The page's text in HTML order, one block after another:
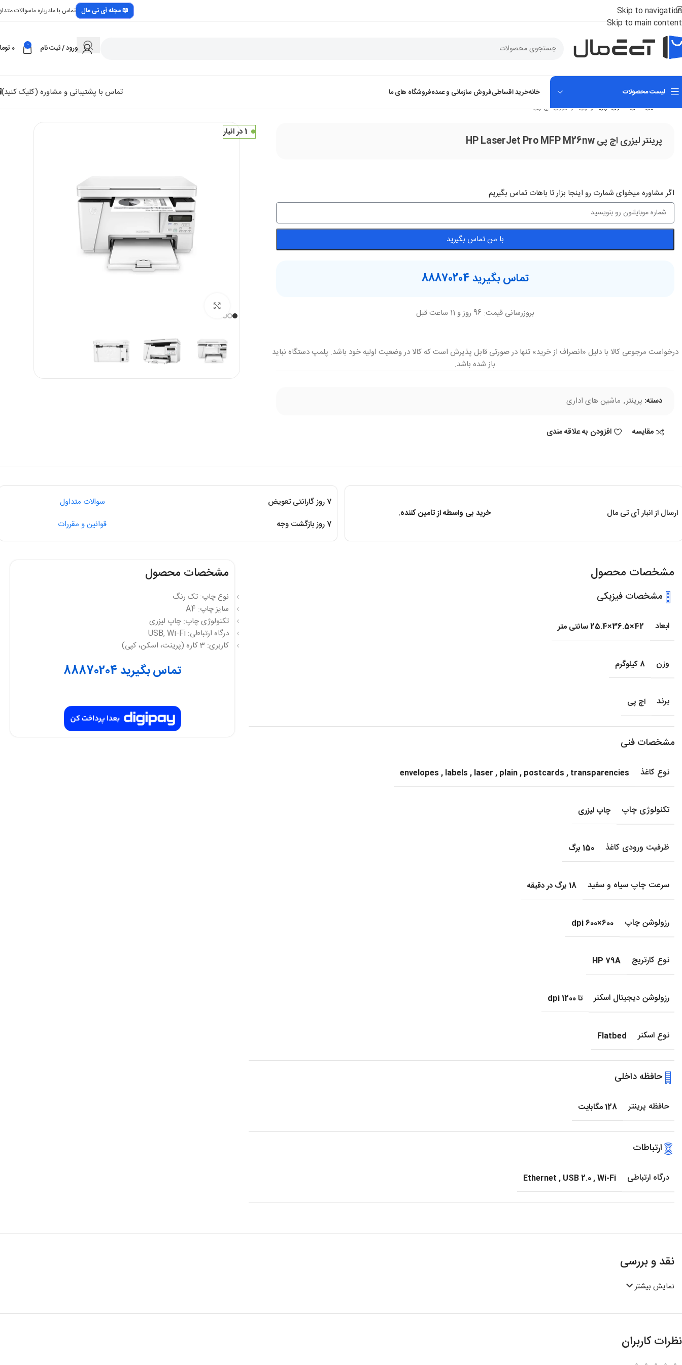
Skip to navigation
Skip to main content
📖 مجله آی تی مال تماس با مادرباره ماسوالات
ورود / ثبت نام 0
0
لیست محصولات خانهخرید اقساطیفروش سازمانی و عمدهفروشگاه های ما
تماس با پشتیبانی و مشاوره (کلیک کنید)
خانه ماشین های اداری پرینتر پرینتر لیزری اچ پی HP LaserJet Pro MFP M26nw
پرینتر لیزری اچ پی HP LaserJet Pro MFP M26nw
اگر‌ مشاوره میخوای شمارت رو اینجا بزار تا باهات تماس بگیریم
با من تماس بگیرید
تماس بگیرید 88870204
بروزرسانی قیمت: 96 روز و 11 ساعت قبل
درخواست مرجوعی کالا با دلیل «انصراف از خرید» تنها در صورتی قابل پذیرش است که کالا در وضعیت اولیه خود باشد. پلمپ دستگاه نباید
باز شده باشد.
دسته: پرینتر, ماشین های اداری
مقایسه افزودن به علاقه مندی
1 در انبار
ارسال از انبار آی تی مال خرید بی واسطه از تامین کننده.
7 روز گارانتی تعویض
سوالات متداول
7 روز بازگشت وجه
قوانین و مقررات
مشخصات محصول
مشخصات فیزیکی
ابعاد 42×36.5×25.4 سانتی متر
وزن 8 کیلوگرم
برند اچ پی
مشخصات فنی
نوع کاغذ envelopes , labels , laser , plain, postcards , transparencies
تکنولوژی چاپ چاپ لیزری
ظرفیت ورودی کاغذ 150 برگ
سرعت چاپ سیاه و سفید 18 برگ در دقیقه
رزولوشن چاپ 600×600 dpi
نوع کارتریج HP 79A
رزولوشن دیجیتال اسکنر تا 1200 dpi
نوع اسکنر Flatbed
حافظه داخلی
حافظه پرینتر 128 مگابایت
ارتباطات
درگاه ارتباطی Ethernet , USB 2.0,Wi-Fi
مشخصات محصول
نوع چاپ: تک رنگ
سایز چاپ: A4
تکنولوژی چاپ: چاپ لیزری
درگاه ارتباطی: USB, Wi-Fi
کاربری: 3 کاره (پرینت، اسکن، کپی)
تماس بگیرید 88870204
نقد و بررسی
نمایش بیشتر
نظرات کاربران